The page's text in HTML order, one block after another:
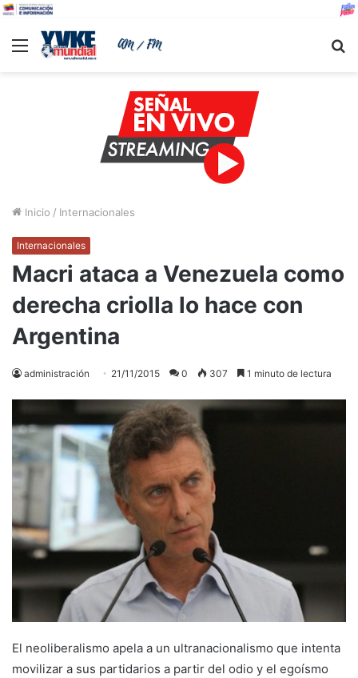
Menu
Inicio / Internacionales
Internacionales
Macri ataca a Venezuela como
derecha criolla lo hace con
Argentina
administración 21/11/2015 0 307 1 minuto de lectura
El neoliberalismo apela a un ultranacionalismo que intenta
movilizar a sus partidarios a partir del odio y el egoísmo